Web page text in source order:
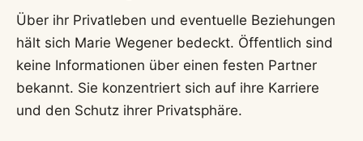
Über ihr Privatleben und eventuelle Beziehungen
hält sich Marie Wegener bedeckt. Öffentlich sind
keine Informationen über einen festen Partner
bekannt. Sie konzentriert sich auf ihre Karriere
und den Schutz ihrer Privatsphäre.